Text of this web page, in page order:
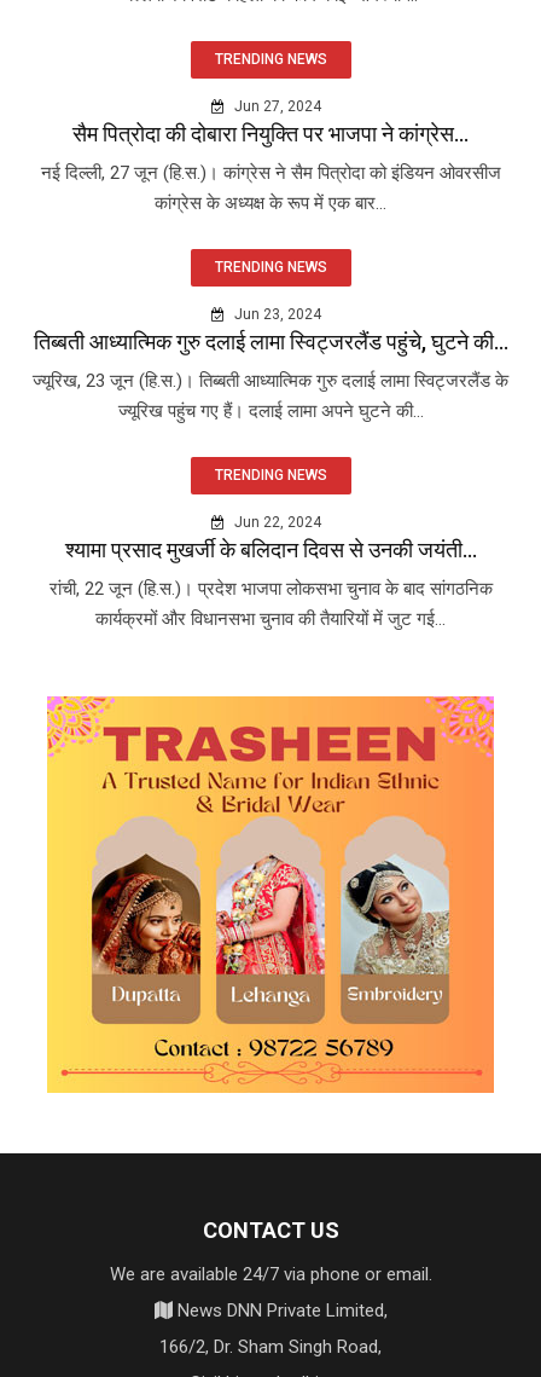
TRENDING NEWS
Jun 27, 2024
सैम पित्रोदा की दोबारा नियुक्ति पर भाजपा ने कांग्रेस...
नई दिल्ली, 27 जून (हि.स.)। कांग्रेस ने सैम पित्रोदा को इंडियन ओवरसीज
कांग्रेस के अध्यक्ष के रूप में एक बार...
TRENDING NEWS
Jun 23, 2024
तिब्बती आध्यात्मिक गुरु दलाई लामा स्विट्जरलैंड पहुंचे, घुटने की...
ज्यूरिख, 23 जून (हि.स.)। तिब्बती आध्यात्मिक गुरु दलाई लामा स्विट्जरलैंड के
ज्यूरिख पहुंच गए हैं। दलाई लामा अपने घुटने की...
TRENDING NEWS
Jun 22, 2024
श्यामा प्रसाद मुखर्जी के बलिदान दिवस से उनकी जयंती...
रांची, 22 जून (हि.स.)। प्रदेश भाजपा लोकसभा चुनाव के बाद सांगठनिक
कार्यक्रमों और विधानसभा चुनाव की तैयारियों में जुट गई...
CONTACT US
We are available 24/7 via phone or email.
News DNN Private Limited,
166/2, Dr. Sham Singh Road,